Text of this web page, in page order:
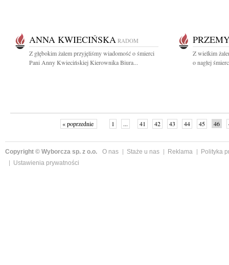
ANNA KWIECIŃSKA RADOM
Z głębokim żalem przyjęliśmy wiadomość o śmierci
Pani Anny Kwiecińskiej Kierownika Biura...
Z wielkim
o nagłej
« poprzednie 1 ... 41 42 43 44 45 46
Copyright © Wyborcza sp. z o.o. O nas Staże u nas Reklama
Polityka
Ustawienia prywatności